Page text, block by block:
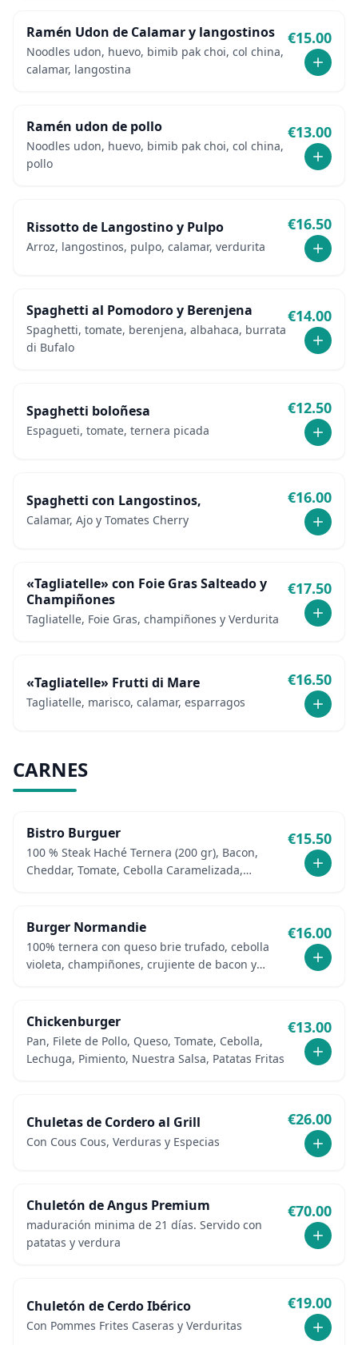
Ramén Udon de Calamar y langostinos
Noodles udon, huevo, bimib pak choi, col china,
calamar, langostina
€15.00
Ramén udon de pollo
Noodles udon, huevo, bimib pak choi, col china,
pollo
€13.00
Rissotto de Langostino y Pulpo
Arroz, langostinos, pulpo, calamar, verdurita
€16.50
Spaghetti al Pomodoro y Berenjena
Spaghetti, tomate, berenjena, albahaca, burrata
di Bufalo
€14.00
Spaghetti boloñesa
Espagueti, tomate, ternera picada
€12.50
Spaghetti con Langostinos,
Calamar, Ajo y Tomates Cherry
€16.00
«Tagliatelle» con Foie Gras Salteado y
Champiñones
Tagliatelle, Foie Gras, champiñones y Verdurita
€17.50
«Tagliatelle» Frutti di Mare
Tagliatelle, marisco, calamar, esparragos
€16.50
CARNES
Bistro Burguer
100 % Steak Haché Ternera (200 gr), Bacon,
Cheddar, Tomate, Cebolla Caramelizada,
€15.50
Burger Normandie
100% ternera con queso brie trufado, cebolla
violeta, champiñones, crujiente de bacon y
€16.00
Chickenburger
Pan, Filete de Pollo, Queso, Tomate, Cebolla,
Lechuga, Pimiento, Nuestra Salsa, Patatas Fritas
€13.00
Chuletas de Cordero al Grill
Con Cous Cous, Verduras y Especias
€26.00
Chuletón de Angus Premium
maduración minima de 21 días. Servido con
patatas y verdura
€70.00
Chuletón de Cerdo Ibérico
Con Pommes Frites Caseras y Verduritas
€19.00